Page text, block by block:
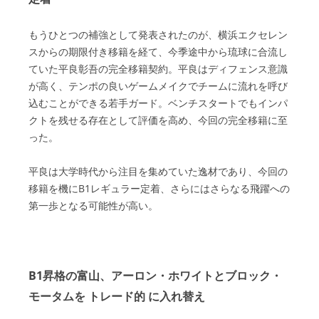
もうひとつの補強として発表されたのが、横浜エクセレン
スからの期限付き移籍を経て、今季途中から琉球に合流し
ていた平良彰吾の完全移籍契約。平良はディフェンス意識
が高く、テンポの良いゲームメイクでチームに流れを呼び
込むことができる若手ガード。ベンチスタートでもインパ
クトを残せる存在として評価を高め、今回の完全移籍に至
った。
平良は大学時代から注目を集めていた逸材であり、今回の
移籍を機にB1レギュラー定着、さらにはさらなる飛躍への
第一歩となる可能性が高い。
B1昇格の富山、アーロン・ホワイトとブロック・
モータムを トレード的 に入れ替え